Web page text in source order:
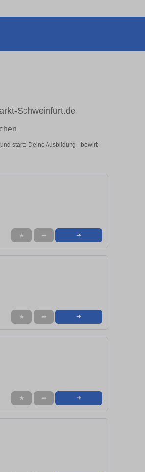
Schweinfurt.de
starte Deine Ausbildung - bewirb
★ ➦ ➜
★ ➦ ➜
★ ➦ ➜